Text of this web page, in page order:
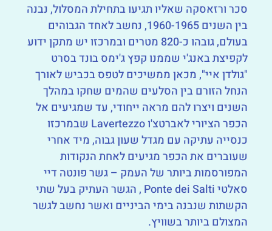
סכר ורזאסקה שאליו תגיעו בתחילת המסלול, נבנה
בין השנים 1960-1965, נחשב לאחד הגבוהים
בעולם, גובהו כ-820 מטרים ובמרכזו יש מתקן ידוע
לקפיצת באנג'י שממנו קפץ ג'ימס בונד בסרט
"גולדן איי", מכאן ממשיכים לטפס בכביש לאורך
הנחל הזורם בין הסלעים שהמים שחקו במהלך
השנים ויצרו להם מראה ייחודי, עד שמגיעים אל
הכפר הציורי לאברטצ'ו Lavertezzo שבמרכזו
כנסייה עתיקה עם מגדל שעון גבוה, מיד אחרי
שעוברים את הכפר מגיעים לאחת הנקודות
המפורסמות ביותר של העמק – גשר פונטה דיי
סאלטי Ponte dei Salti , הגשר העתיק בעל שתי
הקשתות שנבנה בימי הביניים ואשר נחשב לגשר
המצולם ביותר בשוויץ.